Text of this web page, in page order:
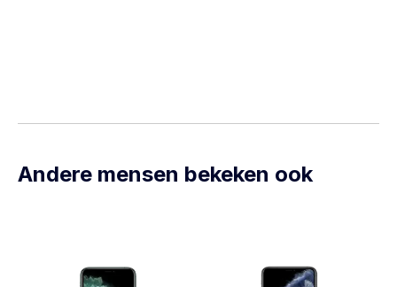
Andere mensen bekeken ook